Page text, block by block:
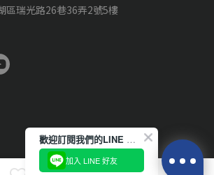
區瑞光路26巷36弄2號5樓
歡迎訂閱我們的LINE 官方帳號
加入 LINE 好友